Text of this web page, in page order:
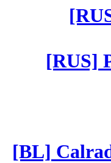
[RUS]
[BL]